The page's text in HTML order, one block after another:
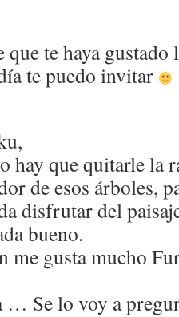
que te haya
te puedo invitar
hay que quitarle la
de esos árboles,
disfrutar del
bueno.
me gusta mucho
… Se lo voy a